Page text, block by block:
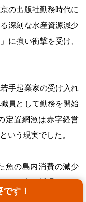
す！
の出版社勤務時代に
深刻な水産資源減少
に強い衝撃を受け、
手起業家の受け入れ
員として勤務を開始
定置網漁は赤字経営
いう現実でした。
魚の島内消費の減少
よる負の循環。